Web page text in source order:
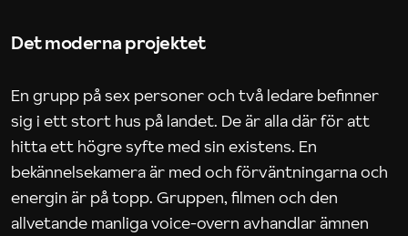
Det moderna projektet
En grupp på sex personer och två ledare befinner
sig i ett stort hus på landet. De är alla där för att
hitta ett högre syfte med sin existens. En
bekännelsekamera är med och förväntningarna och
energin är på topp. Gruppen, filmen och den
allvetande manliga voice-overn avhandlar ämnen